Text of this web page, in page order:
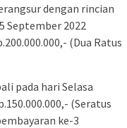
dengan rincian
September 2022
(Dua Ratus
pada hari Selasa
(Seratus
ke-3